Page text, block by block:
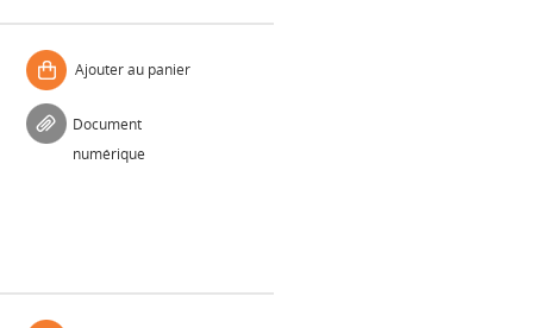
Ajouter au panier
Document
numérique